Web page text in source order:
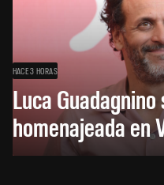
HACE 3 HORAS
Luca
homenajeada en